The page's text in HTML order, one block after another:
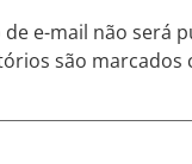
de e-mail não será
são marcados